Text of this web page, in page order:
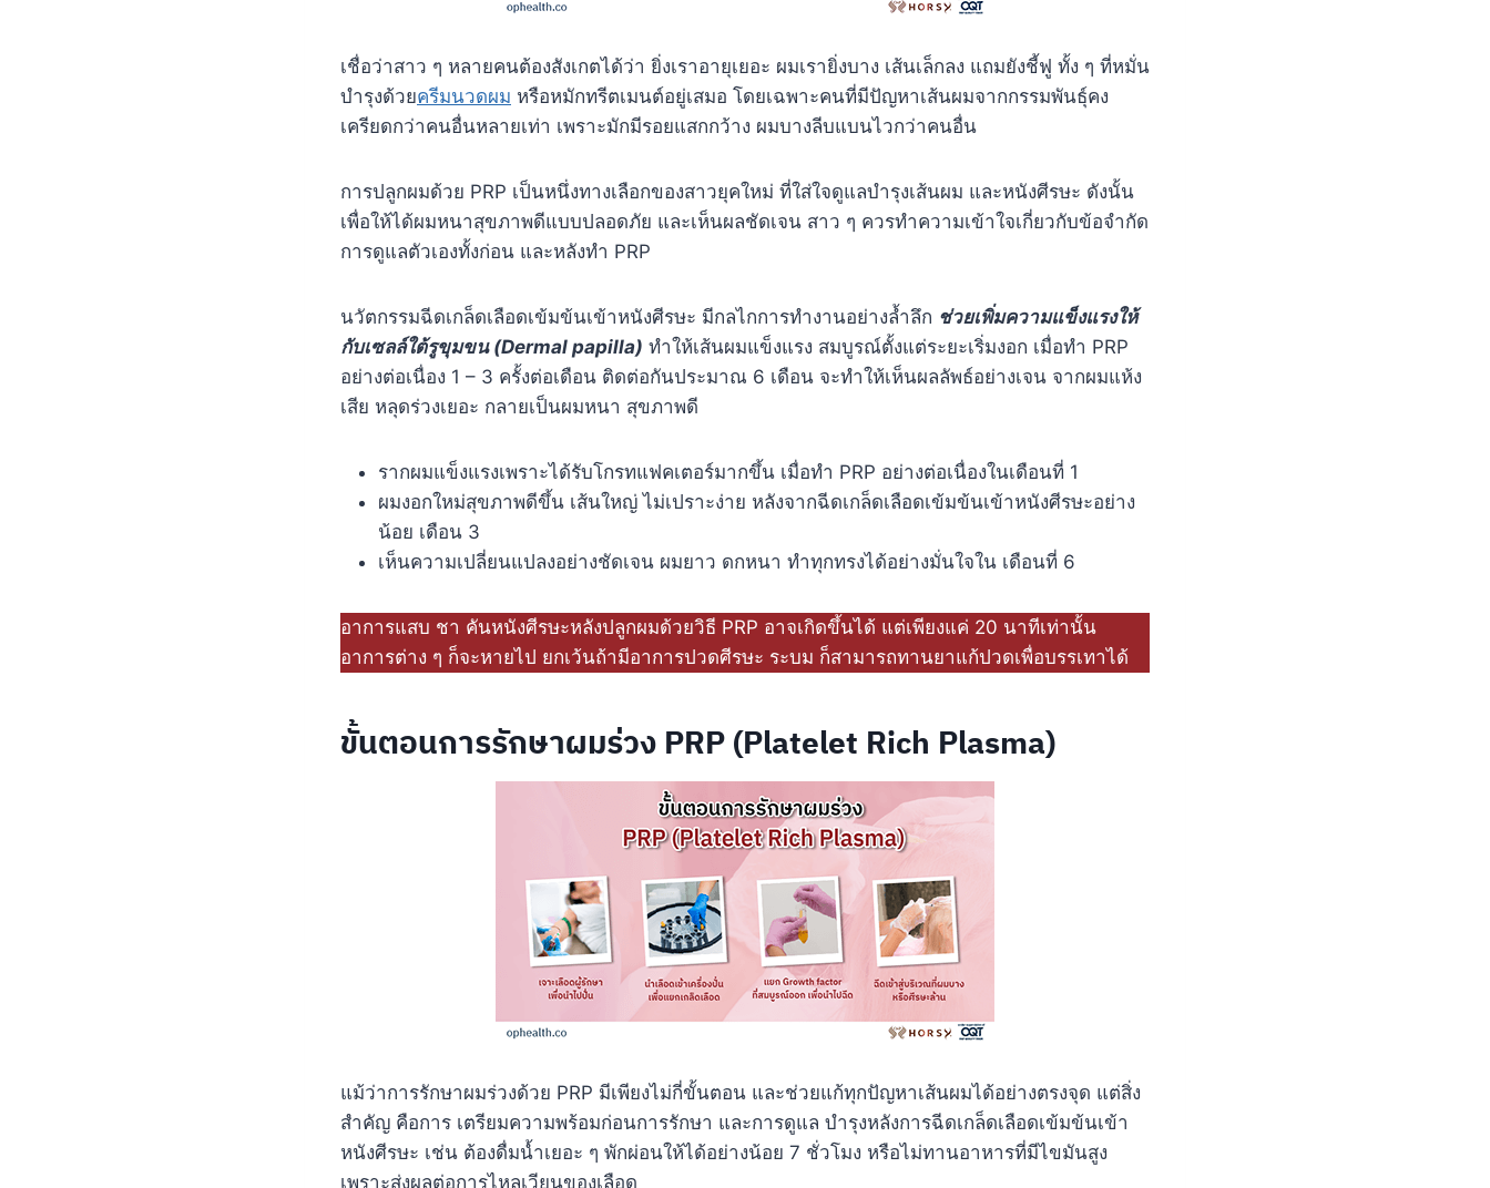
เชื่อว่าสาว ๆ หลายคนต้องสังเกตได้ว่า ยิ่งเราอายุเยอะ ผมเรายิ่งบาง เส้นเล็กลง แถมยังชี้ฟู ทั้ง ๆ ที่หมั่น
บำรุงด้วยครีมนวดผม หรือหมักทรีตเมนต์อยู่เสมอ โดยเฉพาะคนที่มีปัญหาเส้นผมจากกรรมพันธุ์คง
เครียดกว่าคนอื่นหลายเท่า เพราะมักมีรอยแสกกว้าง ผมบางลีบแบนไวกว่าคนอื่น
การปลูกผมด้วย PRP เป็นหนึ่งทางเลือกของสาวยุคใหม่ ที่ใส่ใจดูแลบำรุงเส้นผม และหนังศีรษะ ดังนั้น
เพื่อให้ได้ผมหนาสุขภาพดีแบบปลอดภัย และเห็นผลชัดเจน สาว ๆ ควรทำความเข้าใจเกี่ยวกับข้อจำกัด
การดูแลตัวเองทั้งก่อน และหลังทำ PRP
นวัตกรรมฉีดเกล็ดเลือดเข้มข้นเข้าหนังศีรษะ มีกลไกการทำงานอย่างล้ำลึก ช่วยเพิ่มความแข็งแรงให้
กับเซลล์ใต้รูขุมขน (Dermal papilla) ทำให้เส้นผมแข็งแรง สมบูรณ์ตั้งแต่ระยะเริ่มงอก เมื่อทำ PRP
อย่างต่อเนื่อง 1 – 3 ครั้งต่อเดือน ติดต่อกันประมาณ 6 เดือน จะทำให้เห็นผลลัพธ์อย่างเจน จากผมแห้ง
เสีย หลุดร่วงเยอะ กลายเป็นผมหนา สุขภาพดี
รากผมแข็งแรงเพราะได้รับโกรทแฟคเตอร์มากขึ้น เมื่อทำ PRP อย่างต่อเนื่องในเดือนที่ 1
ผมงอกใหม่สุขภาพดีขึ้น เส้นใหญ่ ไม่เปราะง่าย หลังจากฉีดเกล็ดเลือดเข้มข้นเข้าหนังศีรษะอย่าง
น้อย เดือน 3
เห็นความเปลี่ยนแปลงอย่างชัดเจน ผมยาว ดกหนา ทำทุกทรงได้อย่างมั่นใจใน เดือนที่ 6
อาการแสบ ชา คันหนังศีรษะหลังปลูกผมด้วยวิธี PRP อาจเกิดขึ้นได้ แต่เพียงแค่ 20 นาทีเท่านั้น
อาการต่าง ๆ ก็จะหายไป ยกเว้นถ้ามีอาการปวดศีรษะ ระบม ก็สามารถทานยาแก้ปวดเพื่อบรรเทาได้
ขั้นตอนการรักษาผมร่วง PRP (Platelet Rich Plasma)
แม้ว่าการรักษาผมร่วงด้วย PRP มีเพียงไม่กี่ขั้นตอน และช่วยแก้ทุกปัญหาเส้นผมได้อย่างตรงจุด แต่สิ่ง
สำคัญ คือการ เตรียมความพร้อมก่อนการรักษา และการดูแล บำรุงหลังการฉีดเกล็ดเลือดเข้มข้นเข้า
หนังศีรษะ เช่น ต้องดื่มน้ำเยอะ ๆ พักผ่อนให้ได้อย่างน้อย 7 ชั่วโมง หรือไม่ทานอาหารที่มีไขมันสูง
เพราะส่งผลต่อการไหลเวียนของเลือด